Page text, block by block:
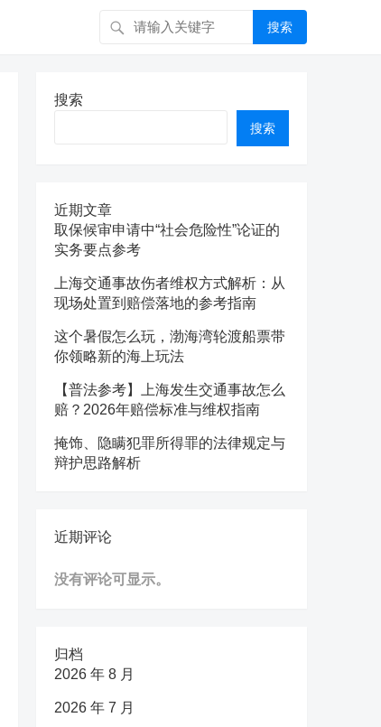
搜索
搜索
搜索
近期文章
取保候审申请中“社会危险性”论证的
实务要点参考
上海交通事故伤者维权方式解析：从
现场处置到赔偿落地的参考指南
这个暑假怎么玩，渤海湾轮渡船票带
你领略新的海上玩法
【普法参考】上海发生交通事故怎么
赔？2026年赔偿标准与维权指南
掩饰、隐瞒犯罪所得罪的法律规定与
辩护思路解析
近期评论
没有评论可显示。
归档
2026 年 8 月
2026 年 7 月